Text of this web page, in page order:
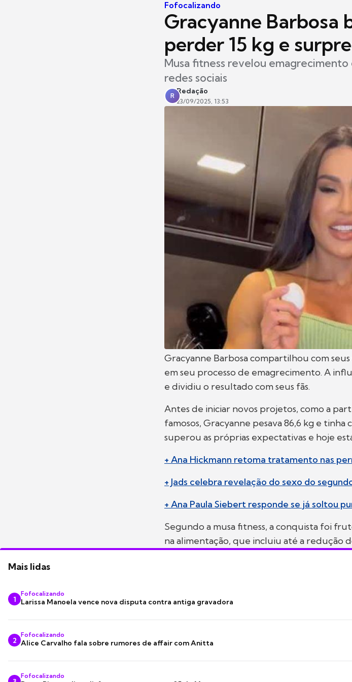
Fofocalizando
Gracyanne Barbosa
perder 15 kg e
Musa fitness revelou emagrecimento
redes sociais
R
Redação
23/09/2025, 13:53
Gracyanne Barbosa compartilhou com
em seu processo de emagrecimento. A
e dividiu o resultado com seus fãs.
Antes de iniciar novos projetos, como a
famosos, Gracyanne pesava 86,6 kg e
superou as próprias expectativas e hoje
+ Ana Hickmann retoma tratamento nas
+ Jads celebra revelação do sexo do
+ Ana Paula Siebert responde se já soltou
Segundo a musa fitness, a conquista foi
na alimentação, que incluiu até a redução
Mais lidas
1
Fofocalizando
Larissa Manoela vence nova disputa contra antiga gravadora
2
Fofocalizando
Alice Carvalho fala sobre rumores de affair com Anitta
Fofocalizando